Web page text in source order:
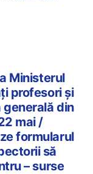
Ministerul
profesori și
din
mai /
formularul
să
– surse